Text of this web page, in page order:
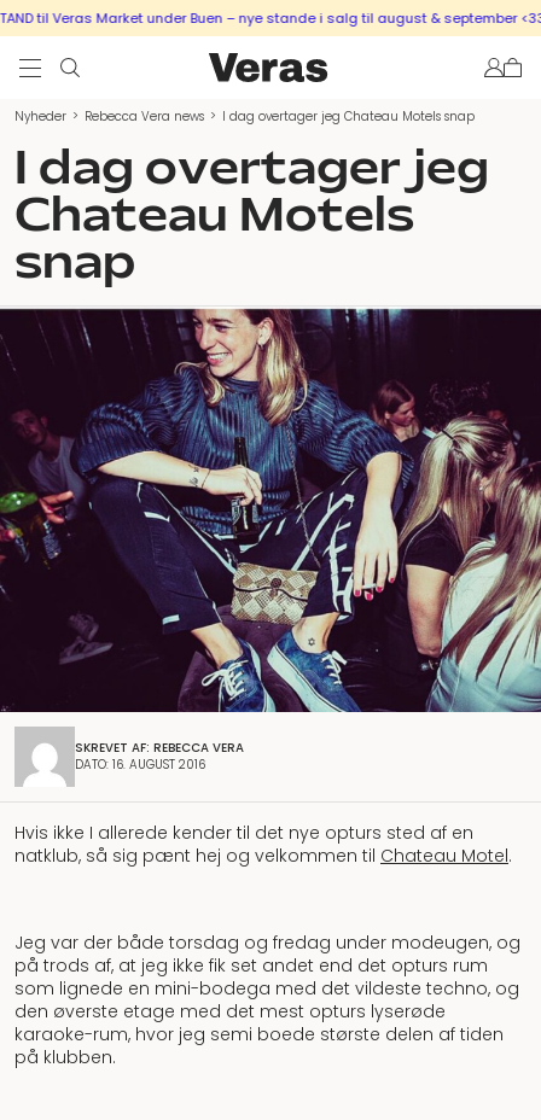
til Veras Market under Buen – nye stande i salg til august & september <333
Nyheder > Rebecca Vera news > I dag overtager jeg Chateau Motels snap
I dag overtager jeg
Chateau Motels
snap
SKREVET AF: REBECCA VERA
DATO: 16. AUGUST 2016
Hvis ikke I allerede kender til det nye opturs sted af en
natklub, så sig pænt hej og velkommen til Chateau Motel.
Jeg var der både torsdag og fredag under modeugen, og
på trods af, at jeg ikke fik set andet end det opturs rum
som lignede en mini-bodega med det vildeste techno, og
den øverste etage med det mest opturs lyserøde
karaoke-rum, hvor jeg semi boede største delen af tiden
på klubben.